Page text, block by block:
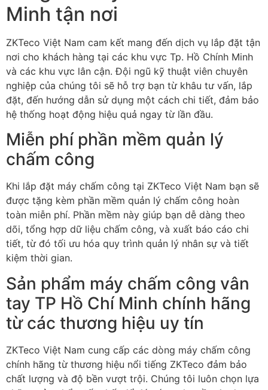
Minh tận nơi
ZKTeco Việt Nam cam kết mang đến dịch vụ lắp đặt tận
nơi cho khách hàng tại các khu vực Tp. Hồ Chính Minh
và các khu vực lân cận. Đội ngũ kỹ thuật viên chuyên
nghiệp của chúng tôi sẽ hỗ trợ bạn từ khâu tư vấn, lắp
đặt, đến hướng dẫn sử dụng một cách chi tiết, đảm bảo
hệ thống hoạt động hiệu quả ngay từ lần đầu.
Miễn phí phần mềm quản lý
chấm công
Khi lắp đặt máy chấm công tại ZKTeco Việt Nam bạn sẽ
được tặng kèm phần mềm quản lý chấm công hoàn
toàn miễn phí. Phần mềm này giúp bạn dễ dàng theo
dõi, tổng hợp dữ liệu chấm công, và xuất báo cáo chi
tiết, từ đó tối ưu hóa quy trình quản lý nhân sự và tiết
kiệm thời gian.
Sản phẩm máy chấm công vân
tay TP Hồ Chí Minh chính hãng
từ các thương hiệu uy tín
ZKTeco Việt Nam cung cấp các dòng máy chấm công
chính hãng từ thương hiệu nổi tiếng ZKTeco đảm bảo
chất lượng và độ bền vượt trội. Chúng tôi luôn chọn lựa